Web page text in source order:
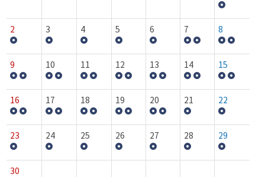
2 3 4 5 6 7 8
9 10 11 12 13 14 15
16 17 18 19 20 21 22
23 24 25 26 27 28 29
30